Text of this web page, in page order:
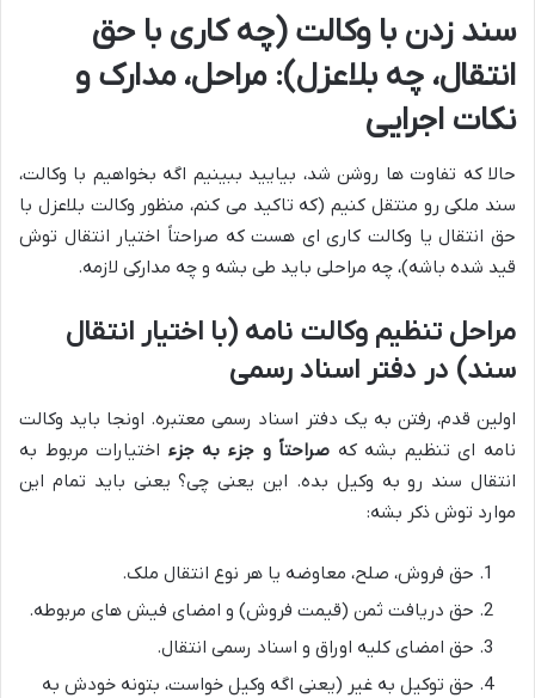
سند زدن با وکالت (چه کاری با حق
انتقال، چه بلاعزل): مراحل، مدارک و
نکات اجرایی
حالا که تفاوت ها روشن شد، بیایید ببینیم اگه بخواهیم با وکالت،
سند ملکی رو منتقل کنیم (که تاکید می کنم، منظور وکالت بلاعزل با
حق انتقال یا وکالت کاری ای هست که صراحتاً اختیار انتقال توش
قید شده باشه)، چه مراحلی باید طی بشه و چه مدارکی لازمه.
مراحل تنظیم وکالت نامه (با اختیار انتقال
سند) در دفتر اسناد رسمی
اولین قدم، رفتن به یک دفتر اسناد رسمی معتبره. اونجا باید وکالت
نامه ای تنظیم بشه که صراحتاً و جزء به جزء اختیارات مربوط به
انتقال سند رو به وکیل بده. این یعنی چی؟ یعنی باید تمام این
موارد توش ذکر بشه:
حق فروش، صلح، معاوضه یا هر نوع انتقال ملک.
حق دریافت ثمن (قیمت فروش) و امضای فیش های مربوطه.
حق امضای کلیه اوراق و اسناد رسمی انتقال.
حق توکیل به غیر (یعنی اگه وکیل خواست، بتونه خودش به